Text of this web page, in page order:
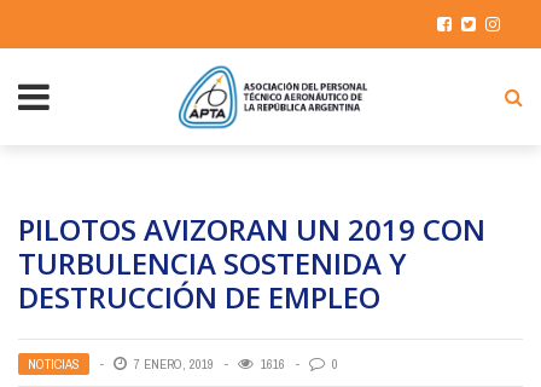
PILOTOS AVIZORAN UN 2019 CON
TURBULENCIA SOSTENIDA Y
DESTRUCCIÓN DE EMPLEO
NOTICIAS 7 ENERO, 2019 1616 0